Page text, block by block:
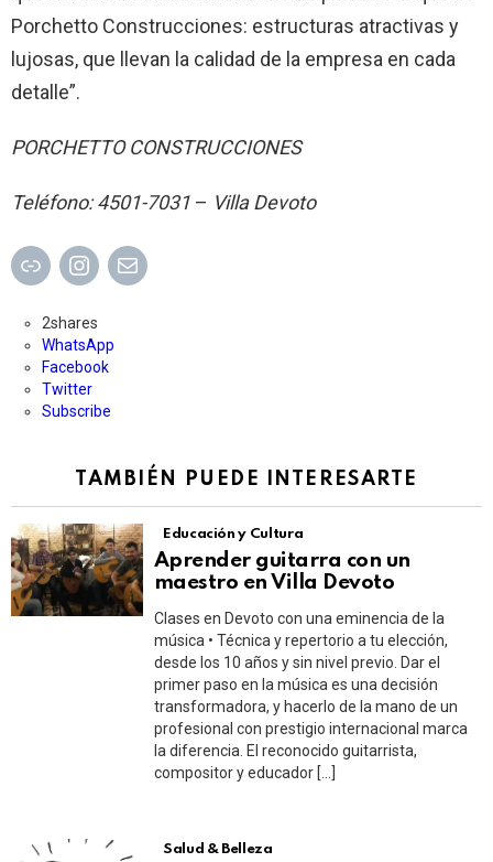
Porchetto Construcciones: estructuras atractivas y
lujosas, que llevan la calidad de la empresa en cada
detalle”.
PORCHETTO CONSTRUCCIONES
Teléfono: 4501-7031 – Villa Devoto
Enlace Instagram Correo electrónico
2shares
WhatsApp
Facebook
Twitter
Subscribe
TAMBIÉN PUEDE INTERESARTE
Educación y Cultura
Aprender guitarra con un
maestro en Villa Devoto
Clases en Devoto con una eminencia de la
música • Técnica y repertorio a tu elección,
desde los 10 años y sin nivel previo. Dar el
primer paso en la música es una decisión
transformadora, y hacerlo de la mano de un
profesional con prestigio internacional marca
la diferencia. El reconocido guitarrista,
compositor y educador […]
Salud & Belleza